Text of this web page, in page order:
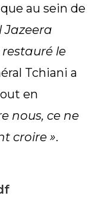
au sein de
Jazeera
le
Tchiani a
en
nous, ce ne
croire ».